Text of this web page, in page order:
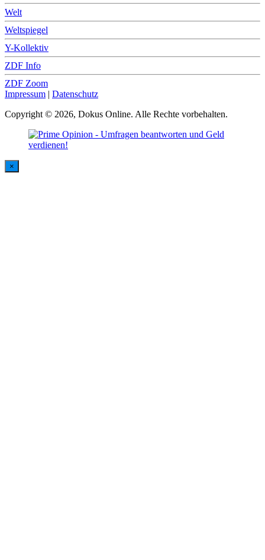
Welt
Weltspiegel
Y-Kollektiv
ZDF Info
ZDF Zoom
Impressum | Datenschutz
Copyright © 2026, Dokus Online. Alle Rechte vorbehalten.
×